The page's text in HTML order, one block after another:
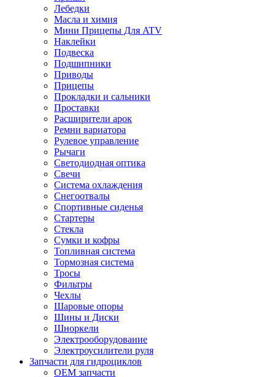
Лебедки
Масла и химия
Мини Прицепы Для ATV
Наклейки
Подвеска
Подшипники
Приводы
Прицепы
Прокладки и сальники
Проставки
Расширители арок
Ремни вариатора
Рулевое управление
Рычаги
Светодиодная оптика
Свечи
Система охлаждения
Снегоотвалы
Спортивные сиденья
Стартеры
Стекла
Сумки и кофры
Топливная система
Тормозная система
Тросы
Фильтры
Чехлы
Шаровые опоры
Шины и Диски
Шноркели
Электрооборудование
Электроусилители руля
Запчасти для гидроциклов
OEM запчасти